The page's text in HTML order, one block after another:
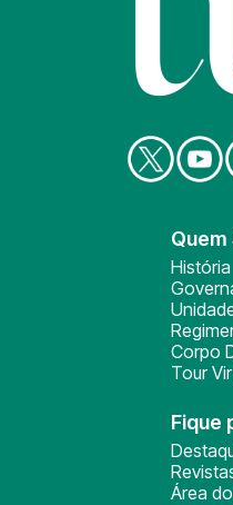
Quem
História
Corpo
Tour
Fique
Área